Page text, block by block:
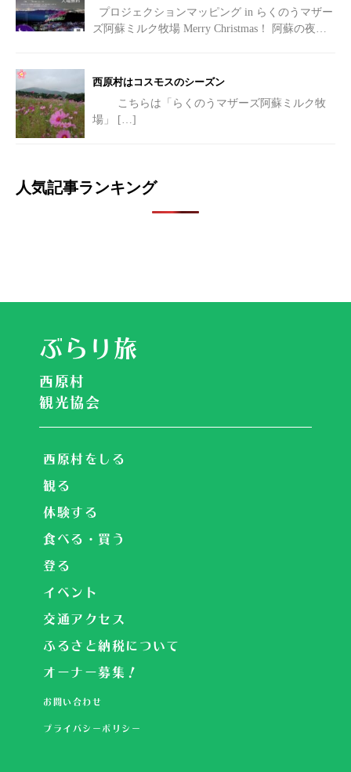
プロジェクションマッピング in らくのうマザー
ズ阿蘇ミルク牧場 Merry Christmas！ 阿蘇の夜を
西原村はコスモスのシーズン
こちらは「らくのうマザーズ阿蘇ミルク牧
場」
[…]
人気記事ランキング
ぶらり旅
西原村
観光協会
西原村をしる
観る
体験する
食べる・買う
登る
イベント
交通アクセス
ふるさと納税について
オーナー募集！
お問い合わせ
プライバシーポリシー